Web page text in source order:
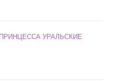
УРАЛЬСКИЕ